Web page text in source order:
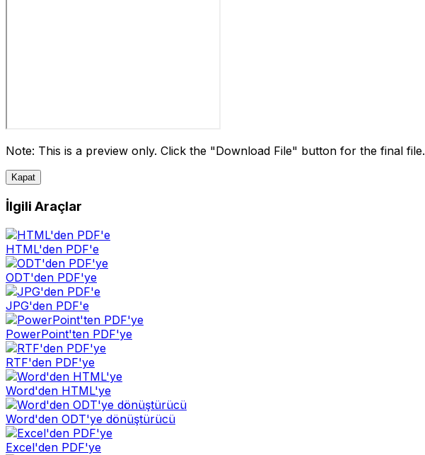
Note: This is a preview only. Click the "Download File" button for the final file.
Kapat
İlgili Araçlar
HTML'den PDF'e
ODT'den PDF'ye
JPG'den PDF'e
PowerPoint'ten PDF'ye
RTF'den PDF'ye
Word'den HTML'ye
Word'den ODT'ye dönüştürücü
Excel'den PDF'ye